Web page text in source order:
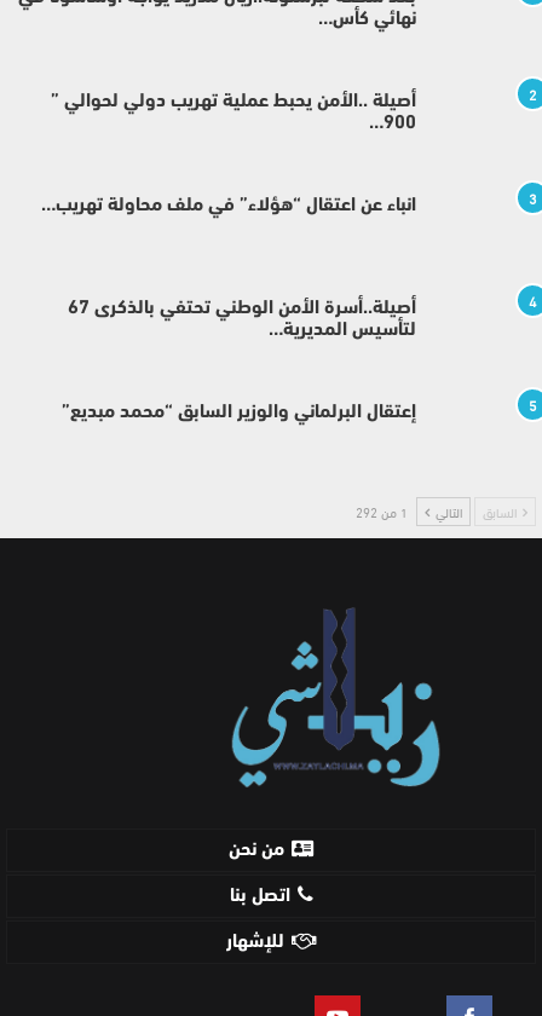
نهائي كأس…
2
أصيلة ..الأمن يحبط عملية تهريب دولي لحوالي ”
900…
3 انباء عن اعتقال “هؤلاء” في ملف محاولة تهريب…
4
أصيلة..أسرة الأمن الوطني تحتفي بالذكرى 67
لتأسيس المديرية…
5 إعتقال البرلماني والوزير السابق “محمد مبديع”
السابق التالي 1 من 292
من نحن
اتصل بنا
للإشهار